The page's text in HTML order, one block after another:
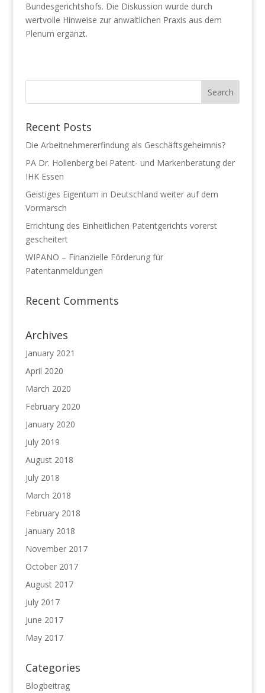
Bundesgerichtshofs. Die Diskussion wurde durch
wertvolle Hinweise zur anwaltlichen Praxis aus dem
Plenum ergänzt.
Recent Posts
Die Arbeitnehmererfindung als Geschäftsgeheimnis?
PA Dr. Hollenberg bei Patent- und Markenberatung der
IHK Essen
Geistiges Eigentum in Deutschland weiter auf dem
Vormarsch
Errichtung des Einheitlichen Patentgerichts vorerst
gescheitert
WIPANO – Finanzielle Förderung für
Patentanmeldungen
Recent Comments
Archives
January 2021
April 2020
March 2020
February 2020
January 2020
July 2019
August 2018
July 2018
March 2018
February 2018
January 2018
November 2017
October 2017
August 2017
July 2017
June 2017
May 2017
Categories
Blogbeitrag